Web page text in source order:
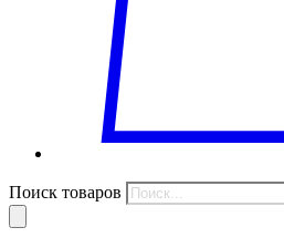
Поиск товаров